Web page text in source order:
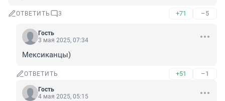
ОТВЕТИТЬ 3 +71 –5
Гость
3 мая 2025, 07:34
Мексиканцы)
ОТВЕТИТЬ +51 –1
Гость
4 мая 2025, 05:15